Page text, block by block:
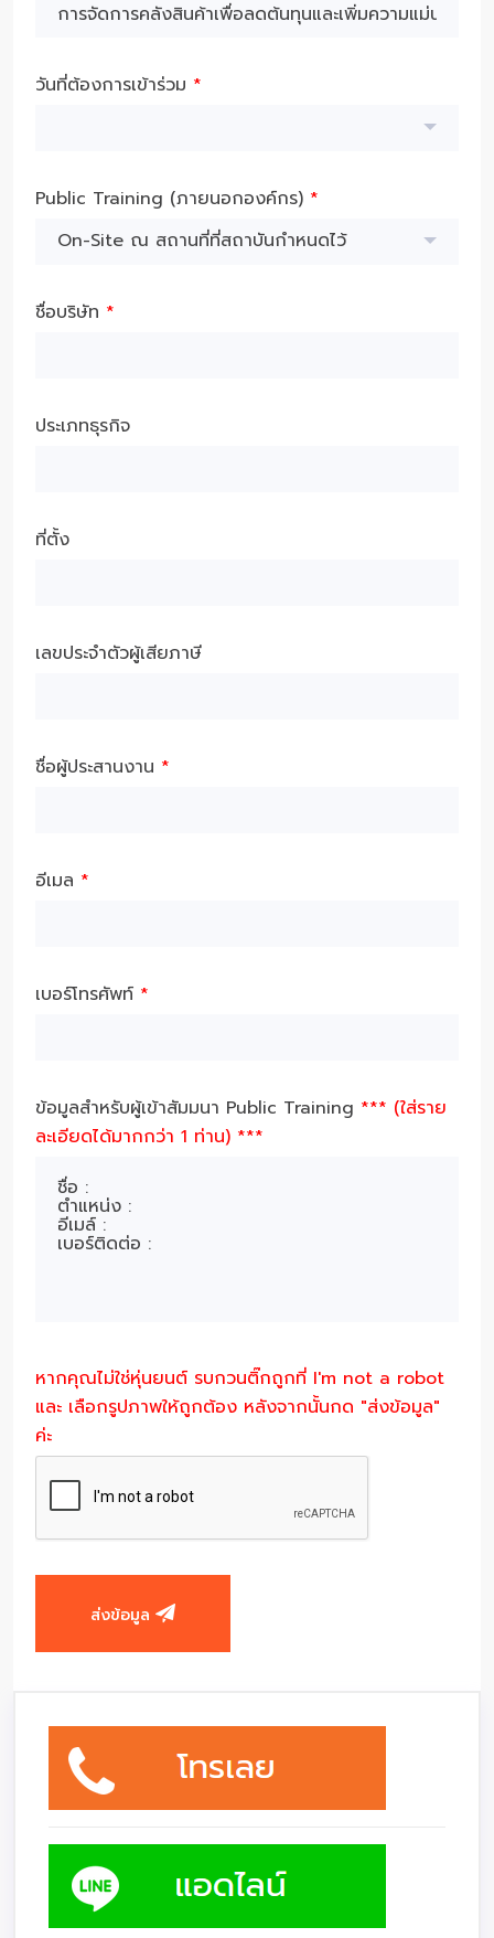
วันที่ต้องการเข้าร่วม *
Public Training (ภายนอกองค์กร) *
On-Site ณ สถานที่ที่สถาบันกำหนดไว้
ชื่อบริษัท *
ประเภทธุรกิจ
ที่ตั้ง
เลขประจำตัวผู้เสียภาษี
ชื่อผู้ประสานงาน *
อีเมล *
เบอร์โทรศัพท์ *
ข้อมูลสำหรับผู้เข้าสัมมนา Public Training *** (ใส่ราย
ละเอียดได้มากกว่า 1 ท่าน) ***
หากคุณไม่ใช่หุ่นยนต์ รบกวนติ๊กถูกที่ I'm not a robot
และ เลือกรูปภาพให้ถูกต้อง หลังจากนั้นกด "ส่งข้อมูล"
ค่ะ
ส่งข้อมูล